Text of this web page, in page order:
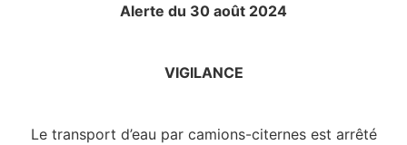
Alerte du 30 août 2024
VIGILANCE
Le transport d’eau par camions-citernes est arrêté